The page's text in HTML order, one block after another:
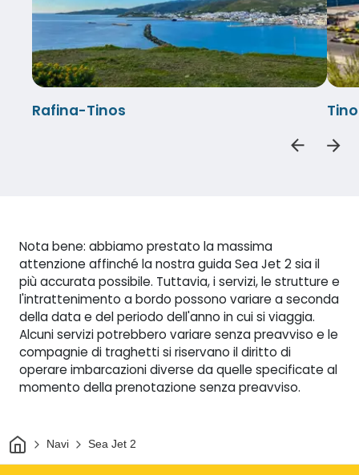
Rafina-Tinos
Nota bene: abbiamo prestato la massima
attenzione affinché la nostra guida Sea Jet 2 sia il
più accurata possibile. Tuttavia, i servizi, le strutture e
l'intrattenimento a bordo possono variare a seconda
della data e del periodo dell'anno in cui si viaggia.
Alcuni servizi potrebbero variare senza preavviso e le
compagnie di traghetti si riservano il diritto di
operare imbarcazioni diverse da quelle specificate al
momento della prenotazione senza preavviso.
CasaNavi Sea Jet 2